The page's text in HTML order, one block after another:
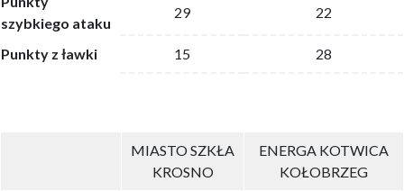
szybkiego ataku
29 22
Punkty z ławki 15 28
MIASTO SZKŁA
KROSNO
ENERGA KOTWICA
KOŁOBRZEG